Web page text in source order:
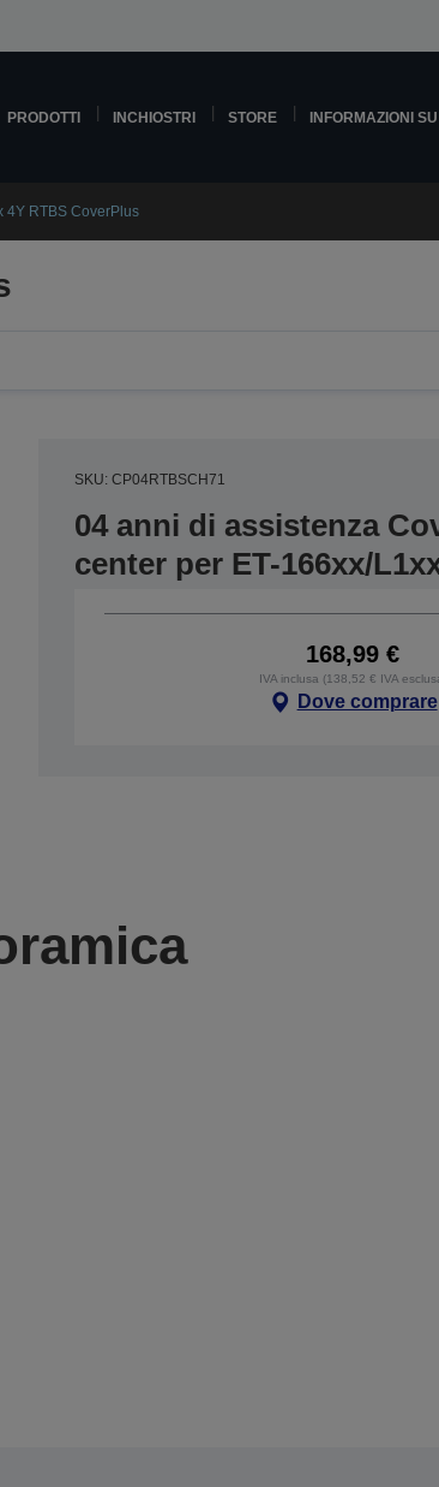
PRODOTTI INCHIOSTRI STORE INFORMAZIONI
4Y RTBS CoverPlus
SKU: CP04RTBSCH71
04 anni di assistenza
center per ET-166xx/
168,99 €
IVA inclusa (138,52 € IVA
Dove comprare